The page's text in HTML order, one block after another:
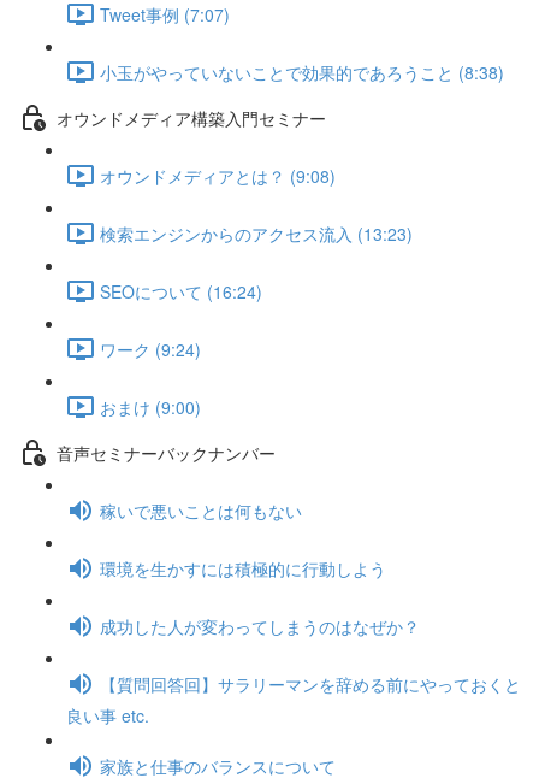
Tweet事例 (7:07)
小玉がやっていないことで効果的であろうこと (8:38)
オウンドメディア構築入門セミナー
オウンドメディアとは？ (9:08)
検索エンジンからのアクセス流入 (13:23)
SEOについて (16:24)
ワーク (9:24)
おまけ (9:00)
音声セミナーバックナンバー
稼いで悪いことは何もない
環境を生かすには積極的に行動しよう
成功した人が変わってしまうのはなぜか？
【質問回答回】サラリーマンを辞める前にやっておくと
良い事 etc.
家族と仕事のバランスについて